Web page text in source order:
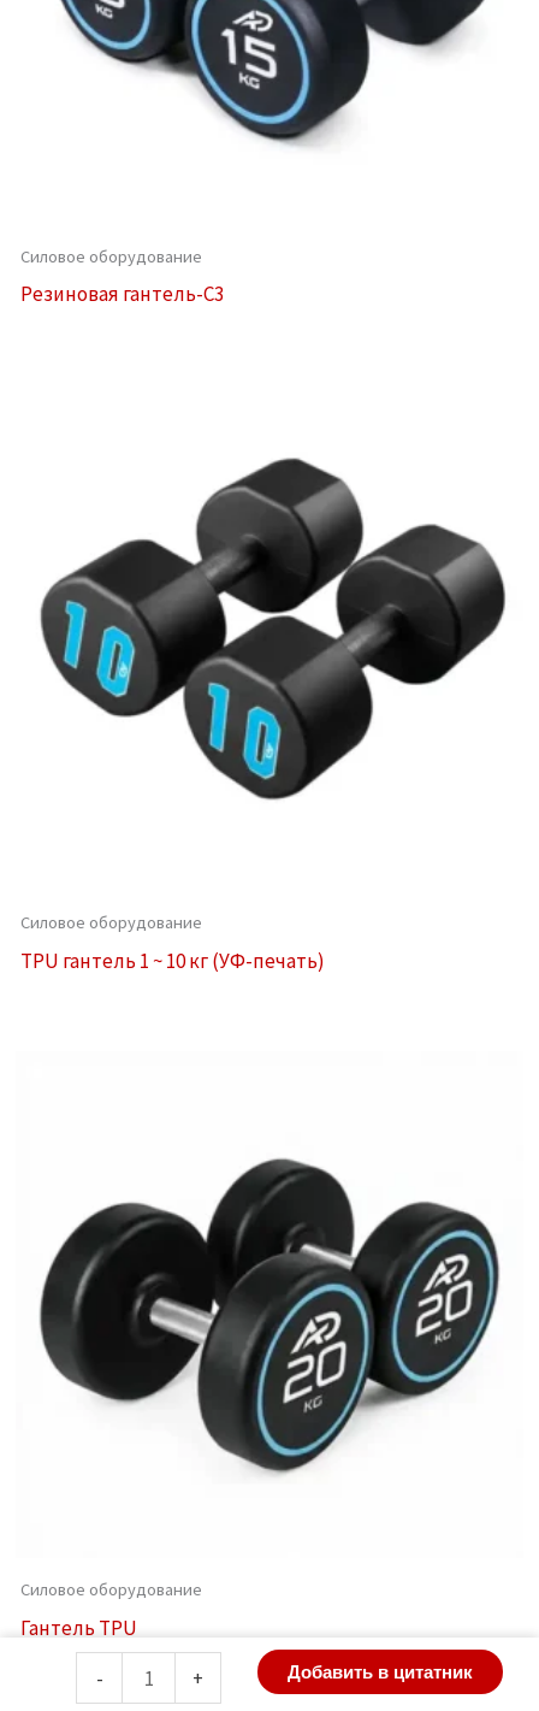
Силовое оборудование
Резиновая гантель-C3
Силовое оборудование
TPU гантель 1 ~ 10 кг (УФ-печать)
Силовое оборудование
Гантель TPU
-
Количество
товара
+ Добавить в цитатник